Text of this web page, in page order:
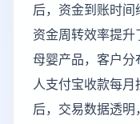
后，资金到账时间
资金周转效率提
母婴产品，客户
人支付宝收款每
后，交易数据透